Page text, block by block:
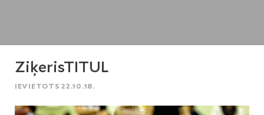
ZiķerisTITUL
IEVIETOTS 22.10.18.